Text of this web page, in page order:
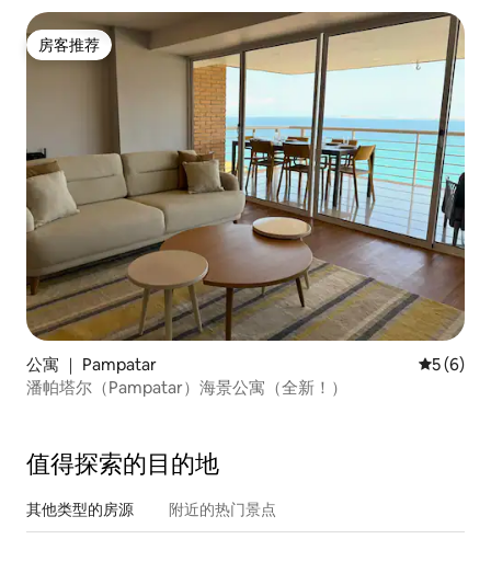
房客推荐
房客推荐
公寓 ｜ Pampatar 平均评分
5 (6)
潘帕塔尔（Pampatar）海景公寓（全新！）
值得探索的目的地
其他类型的房源 附近的热门景点